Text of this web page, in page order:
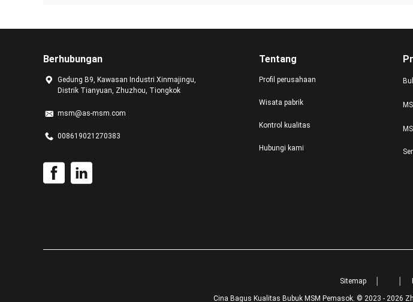
Berhubungan
Gedung B9, Kawasan Industri Xinmajingu,
Distrik Tianyuan, Zhuzhou, Tiongkok
msm@as-msm.com
008619021270383
Tentang
Profil perusahaan
Wisata pabrik
Kontrol kualitas
Hubungi kami
Sitemap
Cina Bagus Kualitas Bubuk MSM Pemasok. © 2023 - 2026